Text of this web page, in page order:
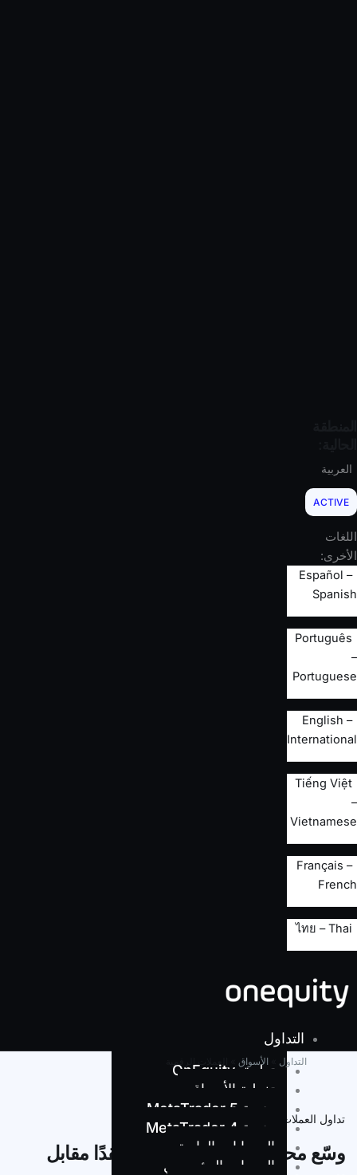
العربية
ACTIVE
اللغات
الأخرى:
Español –
Spanish
Português
–
Portuguese
English –
International
Tiếng Việt
–
Vietnamese
Français –
French
ไทย – Thai
التداول
تطبيق OnEquity
تغطية الأسواق
منصة MetaTrader 5
منصة MetaTrader 4
الحسابات العادية
الحساب المؤسسي
التداول الأسواق
تداول العملات الرقمية
وسّع محفظتك مع أكثر من 15 عقدًا مقابل